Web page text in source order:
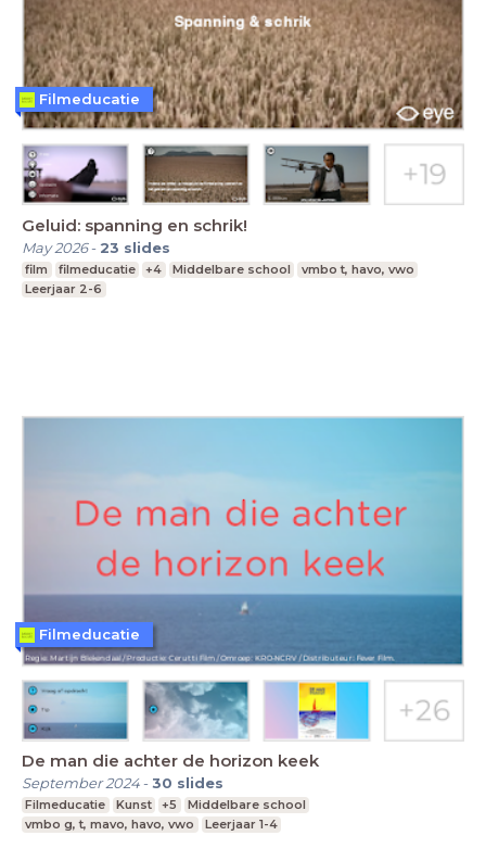
Geluid: spanning en schrik!
May 2026- 23 slides
film filmeducatie +4 Middelbare school
vmbo t, havo, vwo
Leerjaar 2-6
Filmeducatie
De man die achter de horizon keek
September 2024-30 slides
Filmeducatie Kunst +5
Middelbare school
vmbo g, t, mavo, havo, vwo
Leerjaar 1-4
Filmeducatie